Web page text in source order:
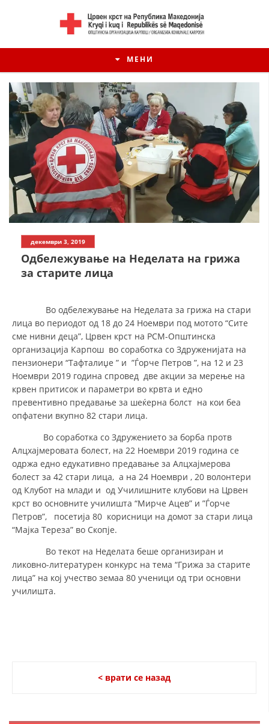
МЕНИ
ПРИРАЧНИЦИ
СТРАТЕГИИ
ЕДУКАТИВНО ИНФОРМАТИВНИ МАТЕРИЈАЛИ
БРОШУРИ
ПОСТЕРИ
декември 3, 2019
Одбележување на Неделата на грижа
за старите лица
Во одбележување на Неделата за грижа на стари
лица во периодот од 18 до 24 Ноември под мотото “Сите
сме нивни деца”, Црвен крст на РСМ-Општинска
организација Карпош во соработка со Здруженијата на
пензионери “Тафталиџе ” и ”Ѓорче Петров ”, на 12 и 23
Ноември 2019 година спровед две акции за мерење на
крвен притисок и параметри во крвта и едно
превентивно предавање за шеќерна болст на кои беа
опфатени вкупно 82 стари лица.
Во соработка со Здружението за борба протв
Алцхајмеровата болест, на 22 Ноември 2019 година се
одржа едно едукативно предавање за Алцхајмерова
болест за 42 стари лица, а на 24 Ноември , 20 волонтери
од Клубот на млади и од Училишните клубови на Црвен
крст во основните училишта “Мирче Ацев” и ”Ѓорче
Петров”, посетија 80 корисници на домот за стари лица
“Мајка Тереза” во Скопје.
Во текот на Неделата беше организиран и
ликовнo-литературен конкурс на тема “Грижа за старите
лица” на кој учество земаа 80 ученици од три основни
училишта.
< врати се назад